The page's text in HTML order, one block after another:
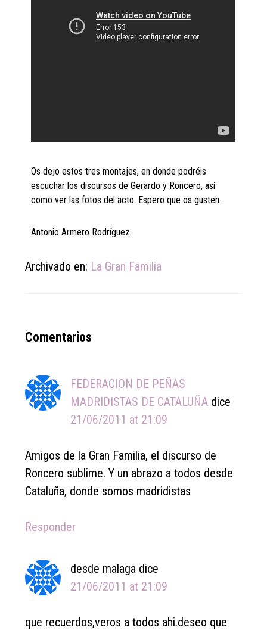
Os dejo estos tres montajes, en donde podréis
escuchar los discursos de Gerardo y Roncero, así
como ver las fotos del acto. Espero que os gusten.
Antonio Armero Rodríguez
Archivado en: La Gran Familia
Reader
Comentarios
FEDERACION DE PEÑAS
MADRIDISTAS DE CATALUÑA dice
21/06/2011 at 21:09
Amigos de la Gran Familia, el discurso de
Roncero sublime. Y un abrazo a todos desde
Cataluña, donde somos madridistas
Responder
desde malaga dice
21/06/2011 at 21:09
que recuerdos,veros a todos ahi.deseo que